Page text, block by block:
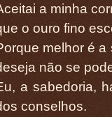
a minha
o ouro fino
melhor é
não se
a sabedoria,
conselhos.